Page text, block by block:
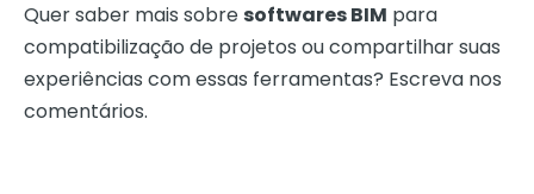
Quer saber mais sobre softwares BIM para
compatibilização de projetos ou compartilhar suas
experiências com essas ferramentas? Escreva nos
comentários.